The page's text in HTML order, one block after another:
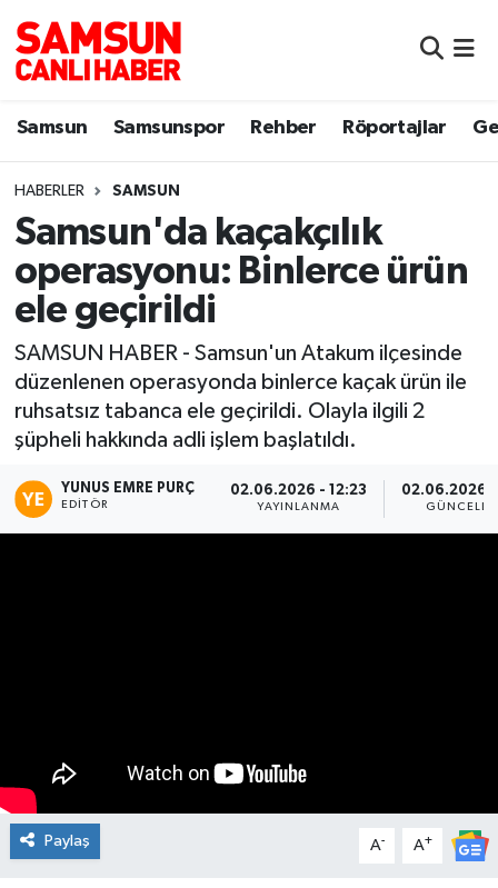
Samsun Samsunspor Rehber Röportajlar
HABERLER SAMSUN
Samsun'da kaçakçılık
operasyonu: Binlerce ürün
ele geçirildi
SAMSUN HABER - Samsun'un Atakum ilçesinde
düzenlenen operasyonda binlerce kaçak ürün ile
ruhsatsız tabanca ele geçirildi. Olayla ilgili 2
şüpheli hakkında adli işlem başlatıldı.
YUNUS EMRE PURÇ
EDITÖR
02.06.2026 - 12:23
YAYINLANMA
02.06.2026 -
Paylaş A- A+
Samsun
Sokak Röportajları
Dünya
Sağlık
Yemek
Manşet Haberi
Samsun Nöbetçi Eczaneler
Samsun Hava Durumu
Samsun Namaz Vakitleri
Samsun Trafik Yoğunluk Haritası
Süper Lig Puan Durumu ve Fikstür
Son Dakika Haberleri
Haber Arşivi